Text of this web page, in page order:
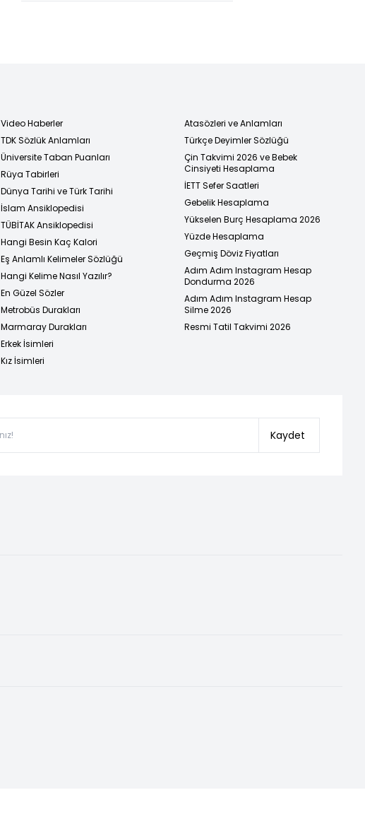
Video Haberler
TDK Sözlük Anlamları
Üniversite Taban Puanları
Rüya Tabirleri
Dünya Tarihi ve Türk Tarihi
İslam Ansiklopedisi
TÜBİTAK Ansiklopedisi
Hangi Besin Kaç Kalori
Eş Anlamlı Kelimeler Sözlüğü
Hangi Kelime Nasıl Yazılır?
En Güzel Sözler
Metrobüs Durakları
Marmaray Durakları
Erkek İsimleri
Kız İsimleri
Atasözleri ve Anlamları
Türkçe Deyimler Sözlüğü
Çin Takvimi 2026 ve Bebek
Cinsiyeti Hesaplama
İETT Sefer Saatleri
Gebelik Hesaplama
Yükselen Burç Hesaplama 2026
Yüzde Hesaplama
Geçmiş Döviz Fiyatları
Adım Adım Instagram Hesap
Dondurma 2026
Adım Adım Instagram Hesap
Silme 2026
Resmi Tatil Takvimi 2026
Kaydet